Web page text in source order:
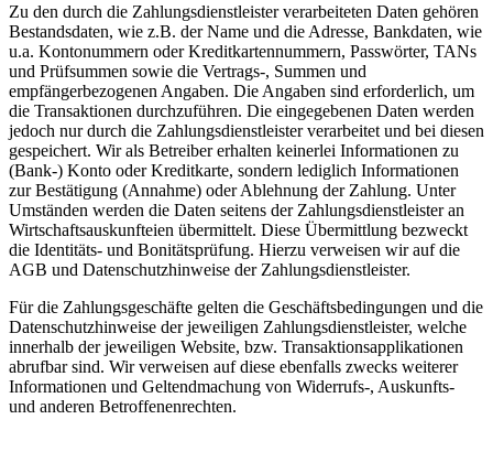
Zu den durch die Zahlungsdienstleister verarbeiteten Daten gehören
Bestandsdaten, wie z.B. der Name und die Adresse, Bankdaten, wie
u.a. Kontonummern oder Kreditkartennummern, Passwörter, TANs
und Prüfsummen sowie die Vertrags-, Summen und
empfängerbezogenen Angaben. Die Angaben sind erforderlich, um
die Transaktionen durchzuführen. Die eingegebenen Daten werden
jedoch nur durch die Zahlungsdienstleister verarbeitet und bei diesen
gespeichert. Wir als Betreiber erhalten keinerlei Informationen zu
(Bank-) Konto oder Kreditkarte, sondern lediglich Informationen
zur Bestätigung (Annahme) oder Ablehnung der Zahlung. Unter
Umständen werden die Daten seitens der Zahlungsdienstleister an
Wirtschaftsauskunfteien übermittelt. Diese Übermittlung bezweckt
die Identitäts- und Bonitätsprüfung. Hierzu verweisen wir auf die
AGB und Datenschutzhinweise der Zahlungsdienstleister.
Für die Zahlungsgeschäfte gelten die Geschäftsbedingungen und die
Datenschutzhinweise der jeweiligen Zahlungsdienstleister, welche
innerhalb der jeweiligen Website, bzw. Transaktionsapplikationen
abrufbar sind. Wir verweisen auf diese ebenfalls zwecks weiterer
Informationen und Geltendmachung von Widerrufs-, Auskunfts-
und anderen Betroffenenrechten.